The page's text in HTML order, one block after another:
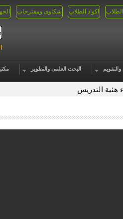
شكاوى ومقترحات اكواد الطلاب الطلاب
البحث العلمى والتطوير
هئية التدريس